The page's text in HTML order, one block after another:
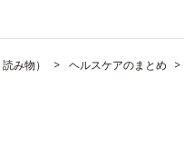
み物） ヘルスケアのまとめ